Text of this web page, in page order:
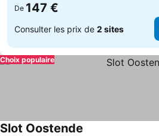
De 147 €
Consulter les prix de 2 sites
Choix populaire
Slot Oostende